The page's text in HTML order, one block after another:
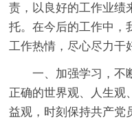
责，以良好的工作业绩
托。在今后的工作中，
工作热情，尽心尽力干
一、加强学习，不
正确的世界观、人生观
益观，时刻保持共产党